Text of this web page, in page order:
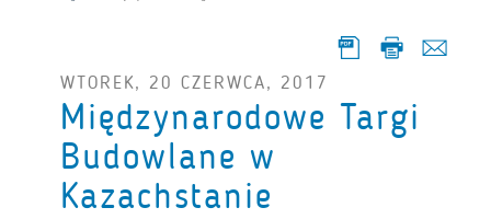
WTOREK, 20 CZERWCA, 2017
Międzynarodowe Targi
Budowlane w
Kazachstanie